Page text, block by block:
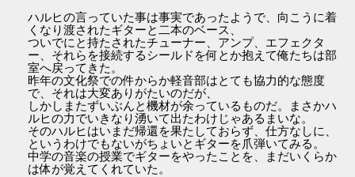
ハルヒの言っていた事は事実であったようで、向こうに着
くなり渡されたギターと二本のベース、
ついでにと持たされたチューナー、アンプ、エフェクタ
ー、それらを接続するシールドを何とか抱えて俺たちは部
室へ戻ってきた。
昨年の文化祭での件からか軽音部はとても協力的な態度
で、それは大変ありがたいのだが、
しかしまたずいぶんと機材が余っているものだ。まさかハ
ルヒの力でいきなり湧いて出たわけじゃあるまいな。
そのハルヒはいまだ帰還を果たしておらず、仕方なしに、
というわけでもないがちょいとギターを爪弾いてみる。
中学の音楽の授業でギターをやったことを、まだいくらか
は体が覚えてくれていた。